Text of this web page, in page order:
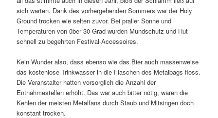
sich warten. Dank des vorhergehenden Sommers war der Holy
Ground trocken wie selten zuvor. Bei praller Sonne und
Temperaturen von über 30 Grad wurden Mundschutz und Hut
schnell zu begehrten Festival-Accessoires.
Kein Wunder also, dass ebenso wie das Bier auch massenweise
das kostenlose Trinkwasser in die Flaschen des Metalbags floss.
Die Veranstalter hatten vorsorglich die Anzahl der
Entnahmestellen erhöht. Das war auch bitter nötig, waren die
Kehlen der meisten Metalfans durch Staub und Mitsingen doch
konstant trocken.